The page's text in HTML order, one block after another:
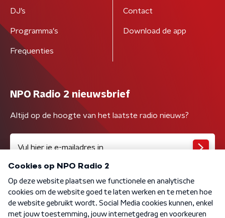
DJ’s
Programma's
Frequenties
Contact
Download de app
NPO Radio 2 nieuwsbrief
Altijd op de hoogte van het laatste radio nieuws?
Algemene voorwaarden